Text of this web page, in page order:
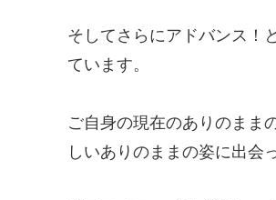
そしてさらにアドバンス！
ています。
ご自身の現在のありのまま
しいありのままの姿に出会